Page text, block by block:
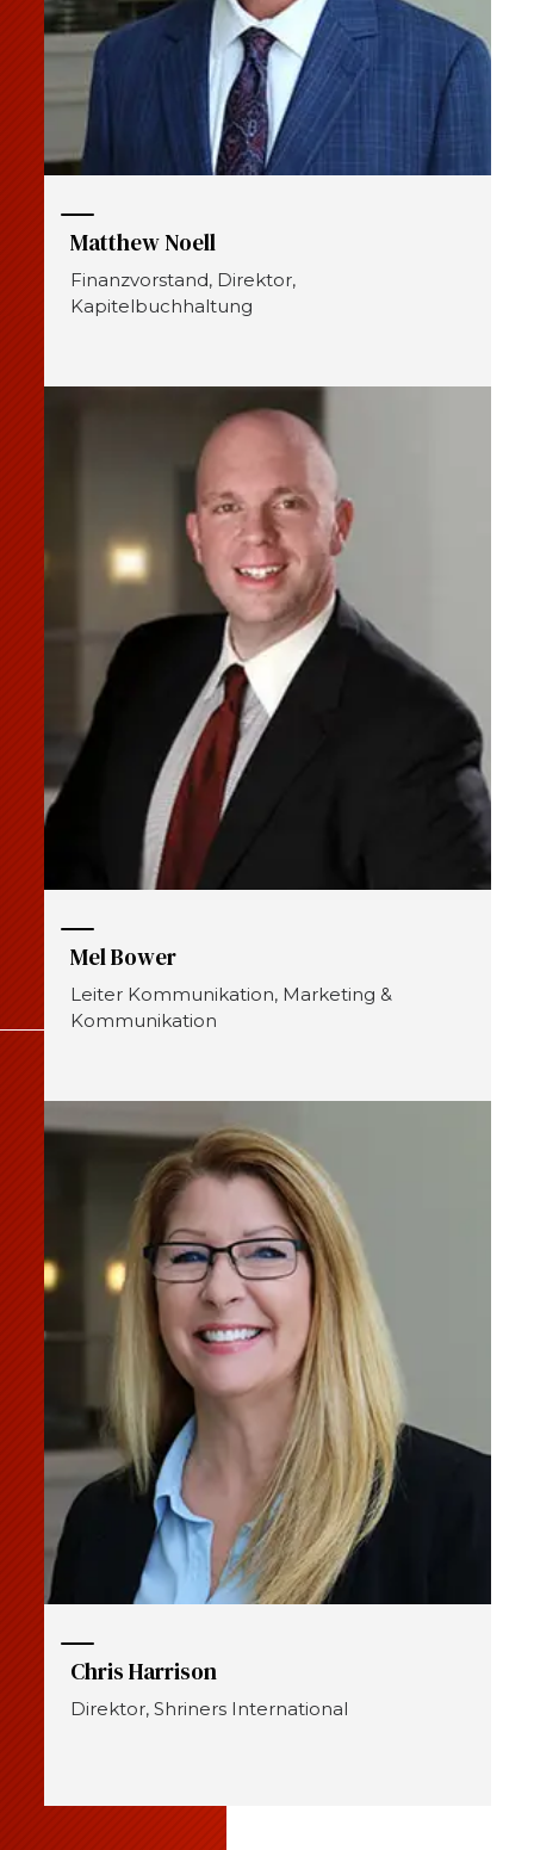
UNSERE PHILANTHROPIE
FÜHRUNG
MITGLIEDERZENTRUM
WOMEN IMPACTING CARE
Matthew Noell
Finanzvorstand, Direktor,
Kapitelbuchhaltung
Mel Bower
Leiter Kommunikation, Marketing &
Kommunikation
Chris Harrison
Direktor, Shriners International